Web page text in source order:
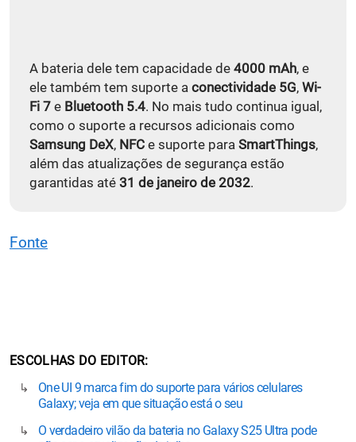
A bateria dele tem capacidade de 4000 mAh, e
ele também tem suporte a conectividade 5G, Wi-
Fi 7 e Bluetooth 5.4. No mais tudo continua igual,
como o suporte a recursos adicionais como
Samsung DeX, NFC e suporte para SmartThings,
além das atualizações de segurança estão
garantidas até 31 de janeiro de 2032.
Fonte
ESCOLHAS DO EDITOR
One UI 9 marca fim do suporte para vários celulares
Galaxy; veja em que situação está o seu
O verdadeiro vilão da bateria no Galaxy S25 Ultra pode